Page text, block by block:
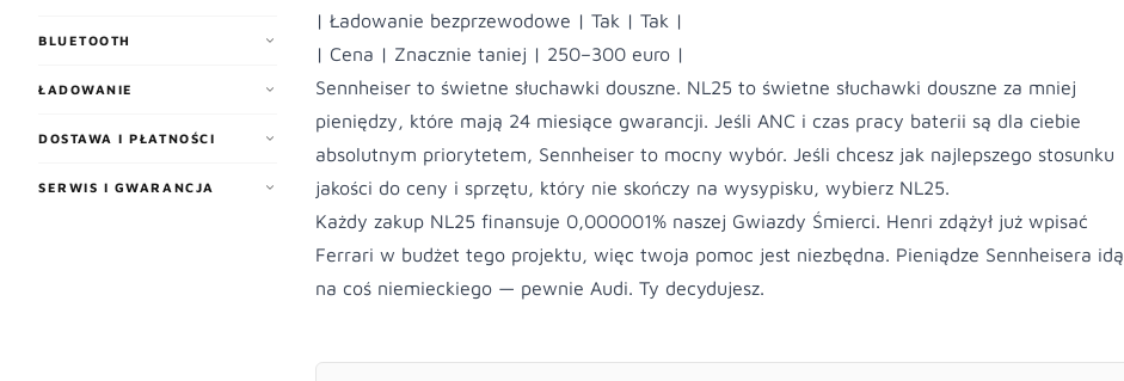
BLUETOOTH
ŁADOWANIE
DOSTAWA I PŁATNOŚCI
SERWIS I GWARANCJA
| Ładowanie bezprzewodowe | Tak | Tak |
| Cena | Znacznie taniej | 250–300 euro |
Sennheiser to świetne słuchawki douszne. NL25 to świetne słuchawki douszne za mniej
pieniędzy, które mają 24 miesiące gwarancji. Jeśli ANC i czas pracy baterii są dla ciebie
absolutnym priorytetem, Sennheiser to mocny wybór. Jeśli chcesz jak najlepszego stosunku
jakości do ceny i sprzętu, który nie skończy na wysypisku, wybierz NL25.
Każdy zakup NL25 finansuje 0,000001% naszej Gwiazdy Śmierci. Henri zdążył już wpisać
Ferrari w budżet tego projektu, więc twoja pomoc jest niezbędna. Pieniądze Sennheisera idą
na coś niemieckiego — pewnie Audi. Ty decydujesz.